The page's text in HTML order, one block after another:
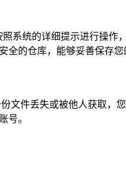
系统的详细提示进行操
的仓库，能够妥善保存您
文件丢失或被他人获取
号。